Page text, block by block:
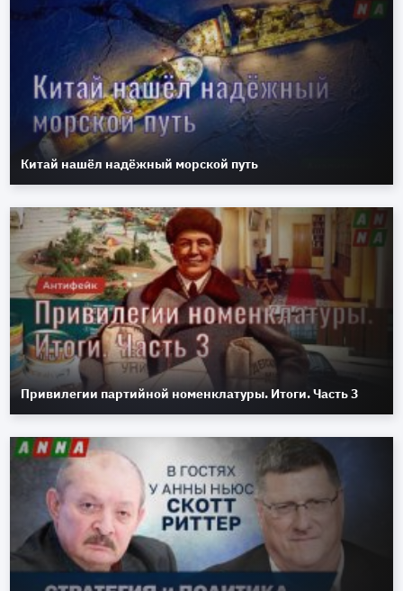
Китай нашёл надёжный морской путь
Привилегии партийной номенклатуры. Итоги. Часть 3